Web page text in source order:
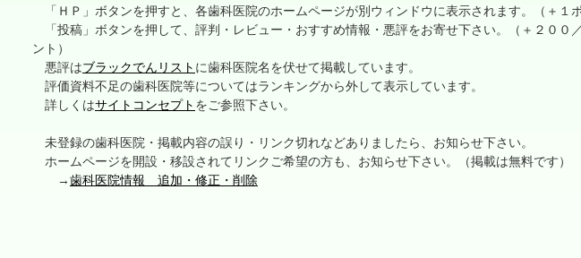
「ＨＰ」ボタンを押すと、各歯科医院のホームページが別ウィンドウに表示されます。（＋１ポ
「投稿」ボタンを押して、評判・レビュー・おすすめ情報・悪評をお寄せ下さい。（＋２００
ント）
悪評はブラックでんリスト に歯科医院名を伏せて掲載しています。
評価資料不足の歯科医院等についてはランキングから外して表示しています。
詳しくはサイトコンセプト をご参照下さい。
未登録の歯科医院・掲載内容の誤り・リンク切れなどありましたら、お知らせ下さい。
ホームページを開設・移設されてリンクご希望の方も、お知らせ下さい。（掲載は無料です）
→歯科医院情報 追加・修正・削除